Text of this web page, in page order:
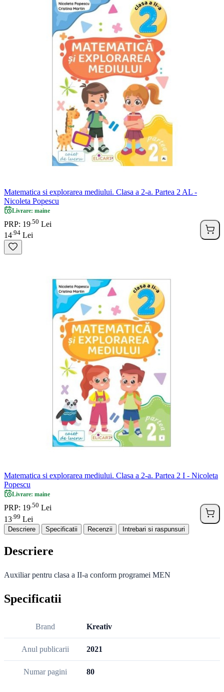
Matematica si explorarea mediului. Clasa a 2-a. Partea 2 AL -
Nicoleta Popescu
Livrare: maine
PRP: 19 50 Lei
14 94 Lei
Matematica si explorarea mediului. Clasa a 2-a. Partea 2 I - Nicoleta
Popescu
Livrare: maine
PRP: 19 50 Lei
13 99 Lei
Descriere Specificatii Recenzii Intrebari si raspunsuri
Descriere
Auxiliar pentru clasa a II-a conform programei MEN
Specificatii
Brand Kreativ
Anul publicarii 2021
Numar pagini 80